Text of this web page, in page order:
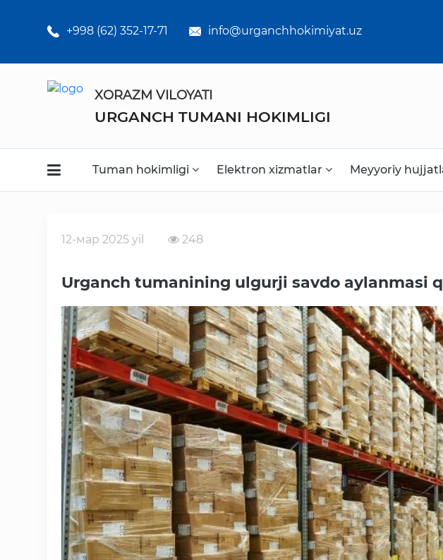
+998 (62) 352-17-71 info@urganchhokimiyat.uz
XORAZM VILOYATI
URGANCH TUMANI HOKIMLIGI
Tuman hokimligi Elektron xizmatlar Meyyoriy
o'rta ta'lim
maktabklar
Kasb-hunar
kollejlari
Media
Statistik va tahliliy axborotlar
Davlat dasturi ijrosi
Sayyor qabullar
Aholi bandligini ta'minlash
Rasmiy munosabat
Deputatlar faoliyati
Murojaat uchun
Korrupsiyaga
hujjatlar
Korrupsiyaga
oshirayotgan
12-мар 2025 yil 248
Urganch tumanining ulgurji savdo aylanmasi